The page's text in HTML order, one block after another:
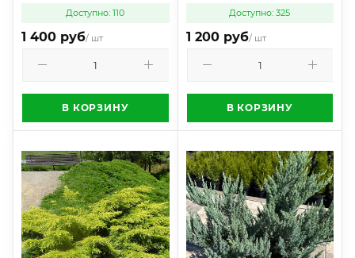
Доступно: 110
1 400 руб/ шт
В КОРЗИНУ
Доступно: 325
1 200 руб/ шт
В КОРЗИНУ